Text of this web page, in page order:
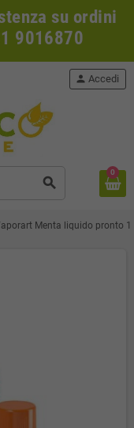
su ordini
9016870
search
person Accedi
0
Menta liquido pronto